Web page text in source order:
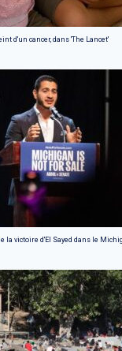
d'un cancer, dans 'The Lancet'
la victoire d'El Sayed dans le